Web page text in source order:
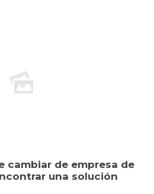
cambiar de empresa de
una solución